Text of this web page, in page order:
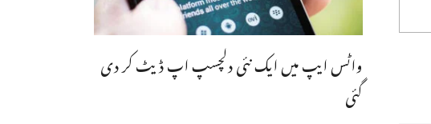
واٹس ایپ میں ایک نئی دلچسپ اپ ڈیٹ کر دی
گئی